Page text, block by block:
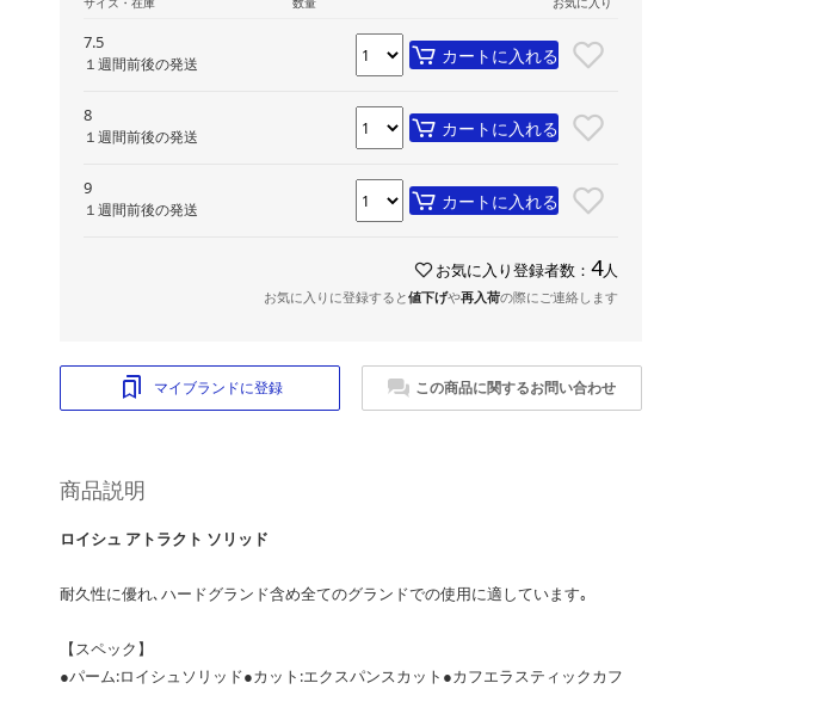
7.5
１週間前後の発送 カートに入れる
8
１週間前後の発送 カートに入れる
9
１週間前後の発送 カートに入れる
お気に入り登録者数： 4人
お気に入りに登録すると値下げや再入荷の際にご連絡します
マイブランドに登録 この商品に関するお問い合わせ
商品説明
ロイシュ アトラクト ソリッド
耐久性に優れ､ハードグランド含め全てのグランドでの使用に適しています｡
【スペック】
●パーム:ロイシュソリッド●カット:エクスパンスカット●カフエラスティックカフ